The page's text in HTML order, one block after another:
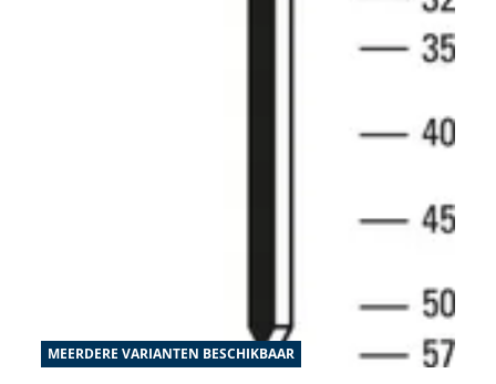
MEERDERE VARIANTEN BESCHIKBAAR